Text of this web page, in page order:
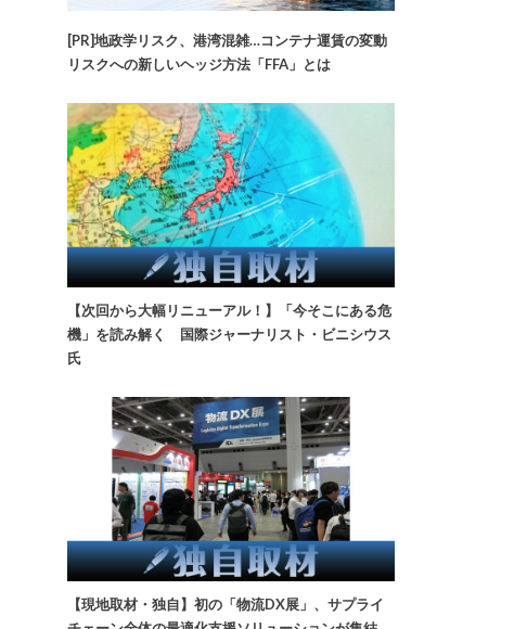
[PR]地政学リスク、港湾混雑…コンテナ運賃の変動
リスクへの新しいヘッジ方法「FFA」とは
【次回から大幅リニューアル！】「今そこにある危
機」を読み解く 国際ジャーナリスト・ビニシウス
氏
【現地取材・独自】初の「物流DX展」、サプライ